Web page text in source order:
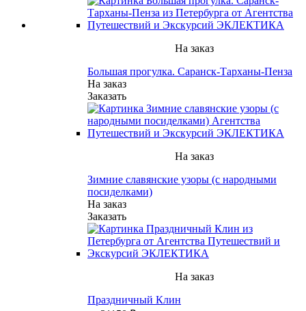
На заказ
Большая прогулка. Саранск-Тарханы-Пенза
На заказ
Заказать
На заказ
Зимние славянские узоры (с народными
посиделками)
На заказ
Заказать
На заказ
Праздничный Клин